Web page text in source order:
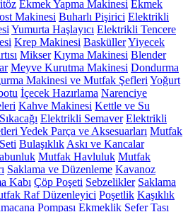
Ekmek Yapma Makinesi Ekmek
Makinesi Buharlı Pişirici Elektrikli
Yumurta Haşlayıcı Elektrikli Tencere
Krep Makinesi BasküllerYiyecek
Mikser Kıyma Makinesi Blender
Meyve Kurutma Makinesi Dondurma
Makinesi ve Mutfak Şefleri Yoğurt
İçecek Hazırlama Narenciye
Kahve Makinesi Kettle ve Su
Elektrikli Semaver Elektrikli
Yedek Parça ve Aksesuarları Mutfak
Bulaşıklık Askı ve Kancalar
Mutfak Havluluk Mutfak
Saklama ve Düzenleme Kavanoz
Kabı Çöp Poşeti Sebzelikler Saklama
Raf Düzenleyici Poşetlik Kaşıklık
Pompası Ekmeklik Sefer Tası